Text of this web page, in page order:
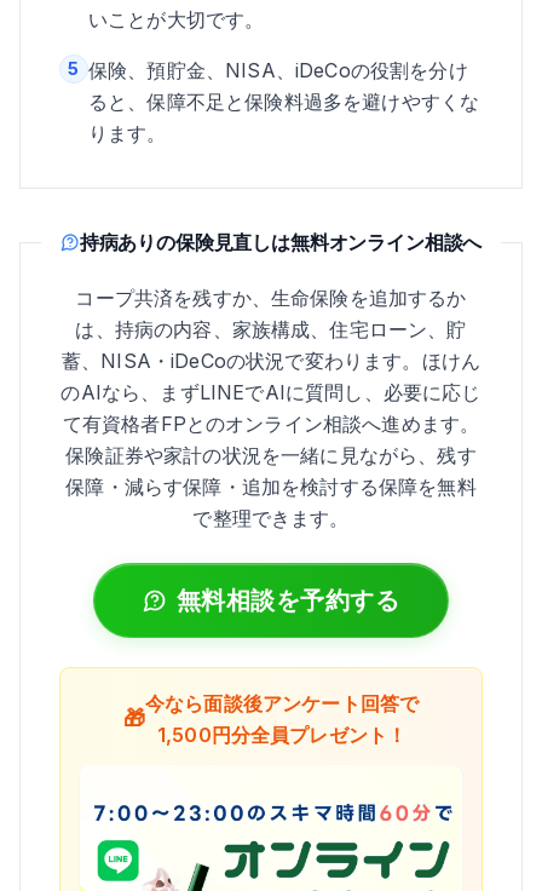
いことが大切です。
5 保険、預貯金、NISA、iDeCoの役割を分け
ると、保障不足と保険料過多を避けやすくな
ります。
持病ありの保険見直しは無料オンライン相談へ
コープ共済を残すか、生命保険を追加するか
は、持病の内容、家族構成、住宅ローン、貯
蓄、NISA・iDeCoの状況で変わります。ほけん
のAIなら、まずLINEでAIに質問し、必要に応じ
て有資格者FPとのオンライン相談へ進めます。
保険証券や家計の状況を一緒に見ながら、残す
保障・減らす保障・追加を検討する保障を無料
で整理できます。
無料相談を予約する
🎁
今なら面談後アンケート回答で
1,500円分全員プレゼント！